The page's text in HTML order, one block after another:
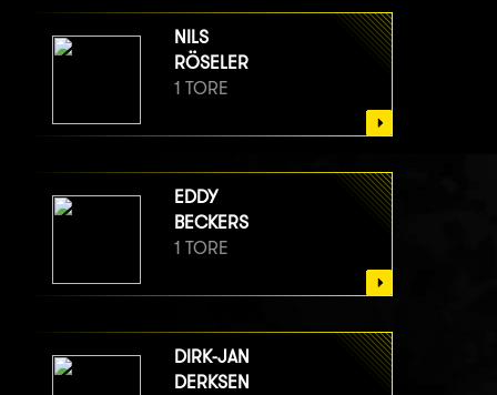
NILS
RÖSELER
1 TORE
EDDY
BECKERS
1 TORE
DIRK-JAN
DERKSEN